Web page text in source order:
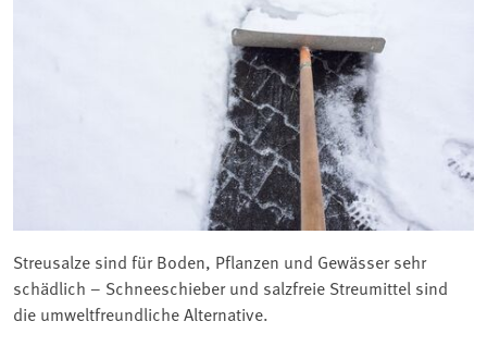
Streusalze sind für Boden, Pflanzen und Gewässer sehr
schädlich – Schneeschieber und salzfreie Streumittel sind
die umweltfreundliche Alternative.